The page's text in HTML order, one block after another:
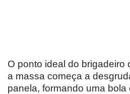
O ponto ideal do brigadeiro
a massa começa a
panela, formando uma bola